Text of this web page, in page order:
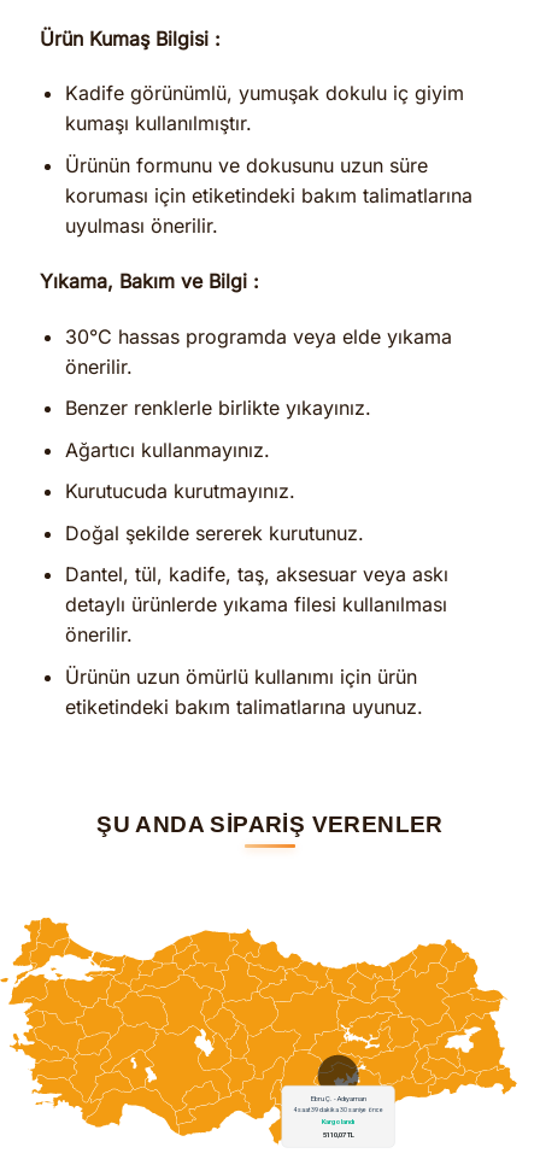
Ürün Kumaş Bilgisi :
Kadife görünümlü, yumuşak dokulu iç giyim
kumaşı kullanılmıştır.
Ürünün formunu ve dokusunu uzun süre
koruması için etiketindeki bakım talimatlarına
uyulması önerilir.
Yıkama, Bakım ve Bilgi :
30°C hassas programda veya elde yıkama
önerilir.
Benzer renklerle birlikte yıkayınız.
Ağartıcı kullanmayınız.
Kurutucuda kurutmayınız.
Doğal şekilde sererek kurutunuz.
Dantel, tül, kadife, taş, aksesuar veya askı
detaylı ürünlerde yıkama filesi kullanılması
önerilir.
Ürünün uzun ömürlü kullanımı için ürün
etiketindeki bakım talimatlarına uyunuz.
ŞU ANDA SİPARİŞ VERENLER